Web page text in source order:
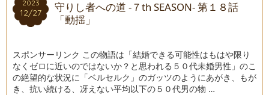
2023
12/27
2023
12/27
守りし者への道 -７th SEASON- 第１８話
「動揺」
スポンサーリンク この物語は「結婚できる可能性はもはや限り
なくゼロに近いのではないか？と思われる５０代未婚男性」のこ
の絶望的な状況に「ベルセルク」のガッツのようにあがき、もが
き、抗い続ける、冴えない平均以下の５０代男の物 …